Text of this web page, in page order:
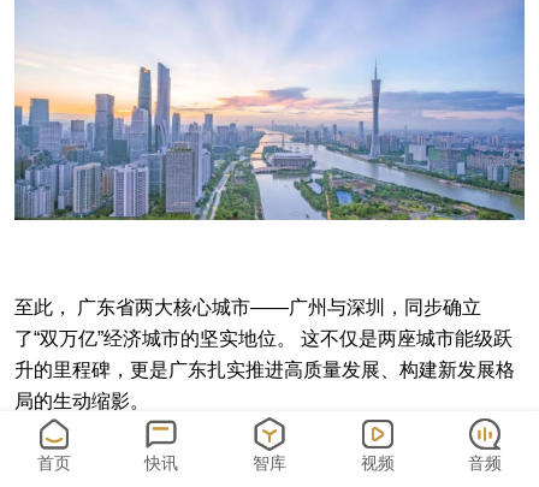
至此， 广东省两大核心城市——广州与深圳，同步确立
了“双万亿”经济城市的坚实地位。 这不仅是两座城市能级跃
升的里程碑，更是广东扎实推进高质量发展、构建新发展格
局的生动缩影。
首页 快讯 智库 视频 音频